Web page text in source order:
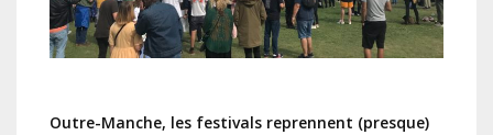
Outre-Manche, les festivals reprennent (presque)